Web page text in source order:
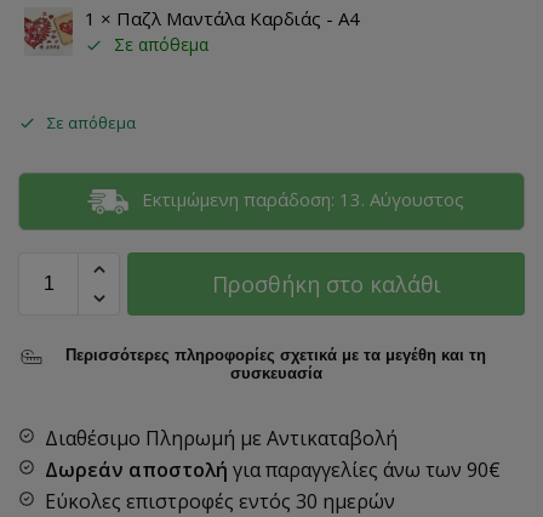
1 × Παζλ Μαντάλα Καρδιάς - A4
Σε απόθεμα
Σε απόθεμα
Εκτιμώμενη παράδοση: 13. Αύγουστος
Προσθήκη στο καλάθι
Περισσότερες πληροφορίες σχετικά με τα μεγέθη και τη
συσκευασία
Διαθέσιμο Πληρωμή με Αντικαταβολή
Δωρεάν αποστολή για παραγγελίες άνω των 90€
Εύκολες επιστροφές εντός 30 ημερών